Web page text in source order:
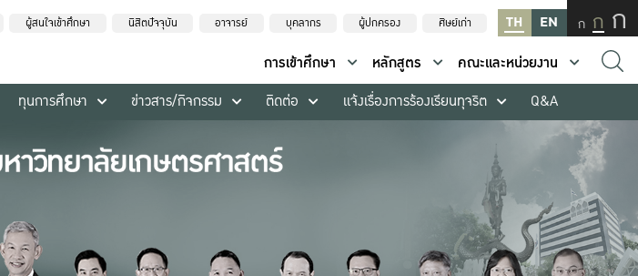
ผู้สนใจเข้าศึกษา นิสิตปัจจุบัน อาจารย์ บุคลากร ผู้ปกครอง ศิษย์เก่า TH EN ก ก ก
การเข้าศึกษา หลักสูตร
คณะและหน่วยงาน
ทุนการศึกษา ข่าวสาร/กิจกรรม ติดต่อ แจ้งเรื่องการร้องเรียนทุจริต Q&A